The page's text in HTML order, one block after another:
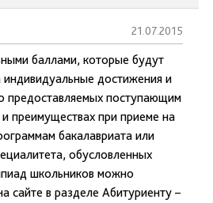
21.07.2015
баллами, которые будут
индивидуальные достижения и
предоставляемых поступающим
преимуществах при приеме на
бакалавриата или
обусловленных
школьников можно
сайте в разделе Абитуриенту –